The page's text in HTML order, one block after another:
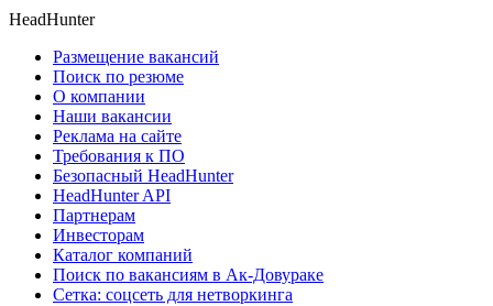
HeadHunter
Размещение вакансий
Поиск по резюме
О компании
Наши вакансии
Реклама на сайте
Требования к ПО
Безопасный HeadHunter
HeadHunter API
Партнерам
Инвесторам
Каталог компаний
Поиск по вакансиям в Ак-Довураке
Сетка: соцсеть для нетворкинга